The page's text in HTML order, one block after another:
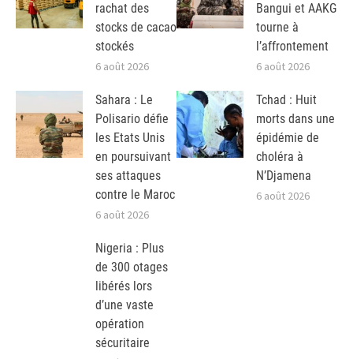
rachat des
stocks de cacao
stockés
6 août 2026
Bangui et AAKG
tourne à
l’affrontement
6 août 2026
Sahara : Le
Polisario défie
les Etats Unis
en poursuivant
ses attaques
contre le Maroc
6 août 2026
Tchad : Huit
morts dans une
épidémie de
choléra à
N’Djamena
6 août 2026
Nigeria : Plus
de 300 otages
libérés lors
d’une vaste
opération
sécuritaire